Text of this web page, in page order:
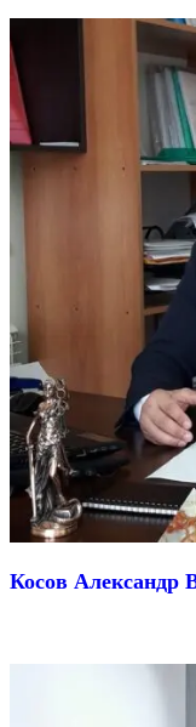
Косов Александр